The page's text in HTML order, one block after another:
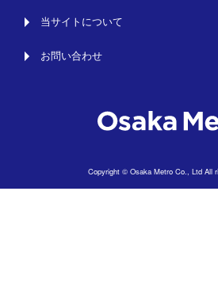
当サイトについて
お問い合わせ
Copyright © Osaka Metro Co., Ltd All